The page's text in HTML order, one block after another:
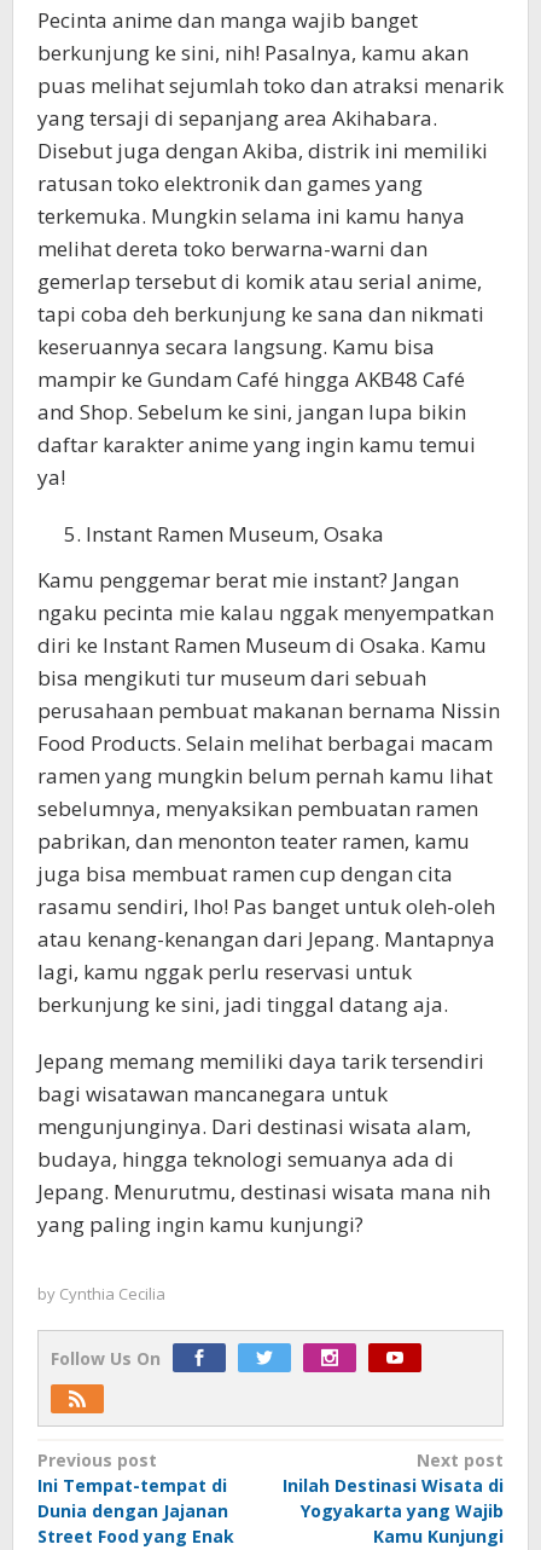
Pecinta anime dan manga wajib banget
berkunjung ke sini, nih! Pasalnya, kamu akan
puas melihat sejumlah toko dan atraksi menarik
yang tersaji di sepanjang area Akihabara.
Disebut juga dengan Akiba, distrik ini memiliki
ratusan toko elektronik dan games yang
terkemuka. Mungkin selama ini kamu hanya
melihat dereta toko berwarna-warni dan
gemerlap tersebut di komik atau serial anime,
tapi coba deh berkunjung ke sana dan nikmati
keseruannya secara langsung. Kamu bisa
mampir ke Gundam Café hingga AKB48 Café
and Shop. Sebelum ke sini, jangan lupa bikin
daftar karakter anime yang ingin kamu temui
ya!
Instant Ramen Museum, Osaka
Kamu penggemar berat mie instant? Jangan
ngaku pecinta mie kalau nggak menyempatkan
diri ke Instant Ramen Museum di Osaka. Kamu
bisa mengikuti tur museum dari sebuah
perusahaan pembuat makanan bernama Nissin
Food Products. Selain melihat berbagai macam
ramen yang mungkin belum pernah kamu lihat
sebelumnya, menyaksikan pembuatan ramen
pabrikan, dan menonton teater ramen, kamu
juga bisa membuat ramen cup dengan cita
rasamu sendiri, lho! Pas banget untuk oleh-oleh
atau kenang-kenangan dari Jepang. Mantapnya
lagi, kamu nggak perlu reservasi untuk
berkunjung ke sini, jadi tinggal datang aja.
Jepang memang memiliki daya tarik tersendiri
bagi wisatawan mancanegara untuk
mengunjunginya. Dari destinasi wisata alam,
budaya, hingga teknologi semuanya ada di
Jepang. Menurutmu, destinasi wisata mana nih
yang paling ingin kamu kunjungi?
by Cynthia Cecilia
Follow Us On
Post
navigation
Previous post
Ini Tempat-tempat di
Dunia dengan Jajanan
Street Food yang Enak
Next post
Inilah Destinasi Wisata di
Yogyakarta yang Wajib
Kamu Kunjungi